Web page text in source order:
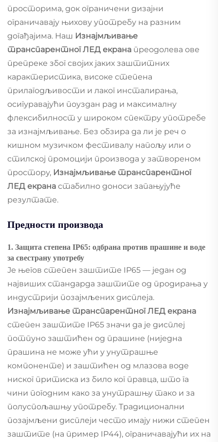
просторима, док ограничени дизајни
ограничавају њихову употребу на разним
догађајима. Наш Изнајмљивање
транспарентног ЛЕД екрана преодолева ове
препреке због својих јаких заштитних
карактеристика, високе степена
прилагодљивости и лаког инсталирања,
осигуравајући поуздан рад и максималну
флексибилност у широком спектру употребе
за изнајмљивање. Без обзира да ли је реч о
кишном музичком фестивалу напољу или о
стилској промоцији производа у затвореном
простору, Изнајмљивање транспарентног
ЛЕД екрана стабилно доноси запањујуће
резултате.
Предности производа
1. Защита степена IP65: одбрана против прашине и воде
за свестрану употребу
Је његов степен заштите IP65 — један од
највиших стандарда заштите од продирања у
индустрији позајмљених дисплеја.
Изнајмљивање транспарентног ЛЕД екрана
степен заштите IP65 значи да је дисплеј
потпуно заштићен од прашине (ниједна
прашина не може ући у унутрашње
компоненте) и заштићен од млазова воде
ниског притиска из било ког правца, што га
чини погодним како за унутрашњу тако и за
полуспољашњу употребу. Традиционални
позајмљени дисплеји често имају нижи степен
заштите (на пример IP44), ограничавајући их на